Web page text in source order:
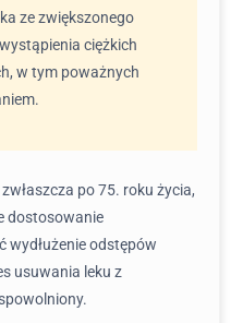
ze zwiększonego
ciężkich
w tym poważnych
po 75. roku życia,
dostosowanie
wydłużenie odstępów
usuwania leku z